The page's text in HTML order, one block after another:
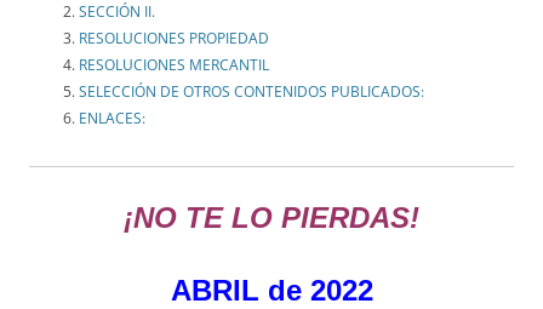
SECCIÓN II.
RESOLUCIONES PROPIEDAD
RESOLUCIONES MERCANTIL
SELECCIÓN DE OTROS CONTENIDOS PUBLICADOS:
ENLACES:
¡NO TE LO PIERDAS!
ABRIL de 2022